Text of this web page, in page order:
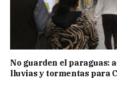
No guarden el paraguas:
lluvias y tormentas para